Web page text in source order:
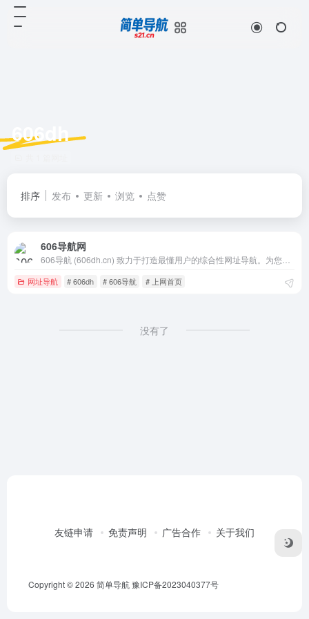
606dh
排序 发布 更新 浏览 点赞
606导航网
网址导航 # 606dh # 606导航 # 上网首页
没有了
友链申请 免责声明 广告合作 关于我们
Copyright © 2026 简单导航豫ICP备2023040377号